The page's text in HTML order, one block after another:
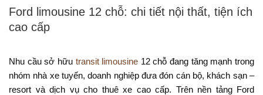
Ford limousine 12 chỗ: chi tiết nội thất, tiện ích
cao cấp
Nhu cầu sở hữu transit limousine 12 chỗ đang tăng mạnh trong
nhóm nhà xe tuyến, doanh nghiệp đưa đón cán bộ, khách sạn –
resort và dịch vụ cho thuê xe cao cấp. Trên nền tảng Ford